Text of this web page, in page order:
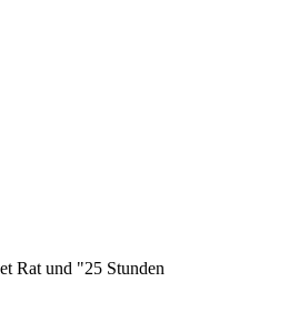
Rat und "25 Stunden